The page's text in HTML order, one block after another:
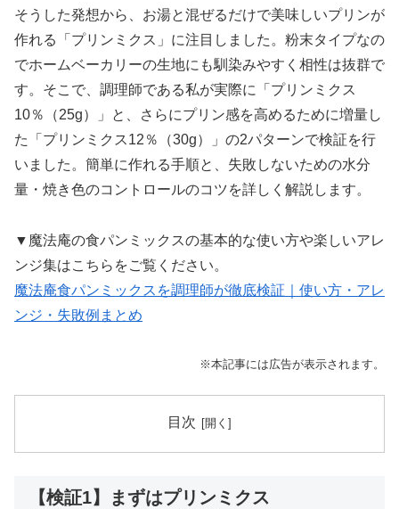
そうした発想から、お湯と混ぜるだけで美味しいプリンが
作れる「プリンミクス」に注目しました。粉末タイプなの
でホームベーカリーの生地にも馴染みやすく相性は抜群で
す。そこで、調理師である私が実際に「プリンミクス
10％（25g）」と、さらにプリン感を高めるために増量し
た「プリンミクス12％（30g）」の2パターンで検証を行
いました。簡単に作れる手順と、失敗しないための水分
量・焼き色のコントロールのコツを詳しく解説します。
▼魔法庵の食パンミックスの基本的な使い方や楽しいアレ
ンジ集はこちらをご覧ください。
魔法庵食パンミックスを調理師が徹底検証｜使い方・アレ
ンジ・失敗例まとめ
※本記事には広告が表示されます。
目次
【検証1】まずはプリンミクス